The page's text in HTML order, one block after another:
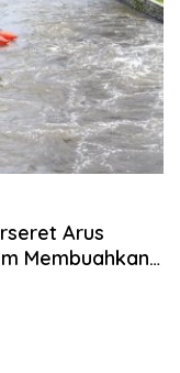
Arus
Membuahkan